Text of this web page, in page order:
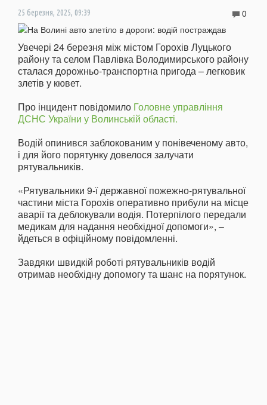
25 березня, 2025, 09:39 0
Увечері 24 березня між містом Горохів Луцького
району та селом Павлівка Володимирського району
сталася дорожньо-транспортна пригода – легковик
злетів у кювет.
Про інцидент повідомило Головне управління
ДСНС України у Волинській області.
Водій опинився заблокованим у понівеченому авто,
і для його порятунку довелося залучати
рятувальників.
«Рятувальники 9-ї державної пожежно-рятувальної
частини міста Горохів оперативно прибули на місце
аварії та деблокували водія. Потерпілого передали
медикам для надання необхідної допомоги», –
йдеться в офіційному повідомленні.
Завдяки швидкій роботі рятувальників водій
отримав необхідну допомогу та шанс на порятунок.